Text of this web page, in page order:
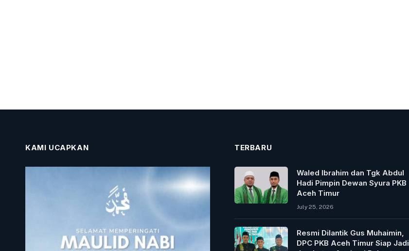
KAMI UCAPKAN TERBARU
Waled Ibrahim dan Tgk Abdul
Hadi Pimpin Dewan Syura PKB
Aceh Timur
July 25, 2026
Resmi Dilantik Gus Muhaimin,
DPC PKB Aceh Timur Siap Jadi